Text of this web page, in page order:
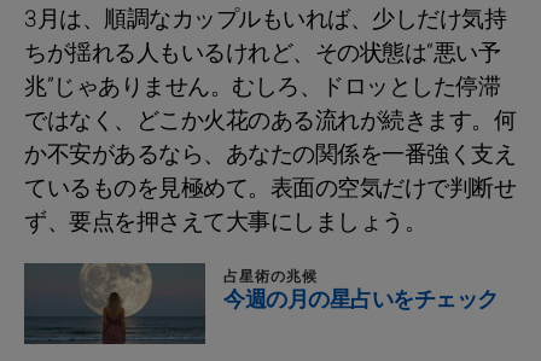
3月は、順調なカップルもいれば、少しだけ気持
ちが揺れる人もいるけれど、その状態は“悪い予
兆”じゃありません。むしろ、ドロッとした停滞
ではなく、どこか火花のある流れが続きます。何
か不安があるなら、あなたの関係を一番強く支え
ているものを見極めて。表面の空気だけで判断せ
ず、要点を押さえて大事にしましょう。
占星術の兆候
今週の月の星占いをチェック